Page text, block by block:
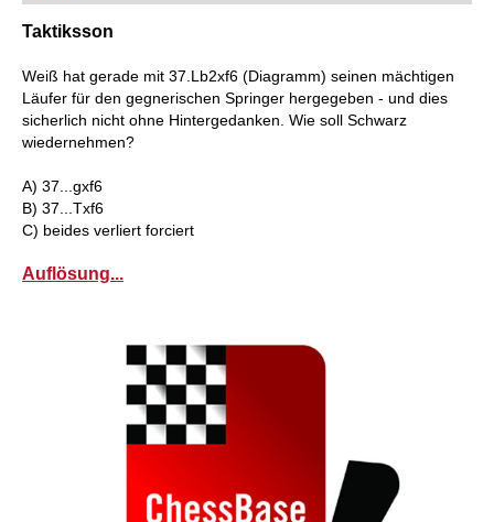
individueller als je zuvor.
Taktiksson
Weiß hat gerade mit 37.Lb2xf6 (Diagramm) seinen mächtigen
Läufer für den gegnerischen Springer hergegeben - und dies
sicherlich nicht ohne Hintergedanken. Wie soll Schwarz
wiedernehmen?
A) 37...gxf6
B) 37...Txf6
C) beides verliert forciert
Auflösung...